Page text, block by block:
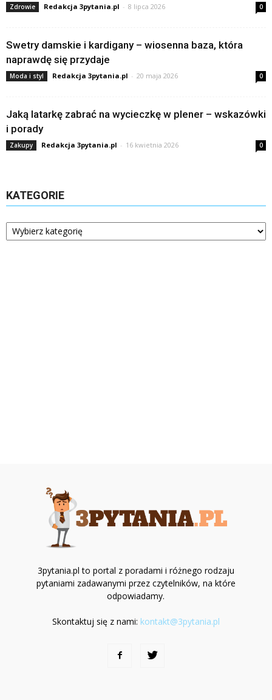
Zdrowie Redakcja 3pytania.pl - 8 lipca 2026 0
Swetry damskie i kardigany – wiosenna baza, która
naprawdę się przydaje
Moda i styl Redakcja 3pytania.pl - 20 maja 2026 0
Jaką latarkę zabrać na wycieczkę w plener – wskazówki
i porady
Zakupy Redakcja 3pytania.pl - 16 kwietnia 2026 0
KATEGORIE
Kategorie
3pytania.pl to portal z poradami i różnego rodzaju
pytaniami zadawanymi przez czytelników, na które
odpowiadamy.
Skontaktuj się z nami: kontakt@3pytania.pl